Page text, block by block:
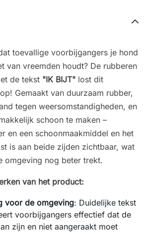
toevallige voorbijgangers je hond
van vreemden houdt? De rubberen
de tekst "IK BIJT" lost dit
Gemaakt van duurzaam rubber,
tegen weersomstandigheden, en
schoon te maken –
en een schoonmaakmiddel en het
is aan beide zijden zichtbaar, wat
omgeving nog beter trekt.
van het product:
voor de omgeving: Duidelijke tekst
voorbijgangers effectief dat de
zijn en niet aangeraakt moet